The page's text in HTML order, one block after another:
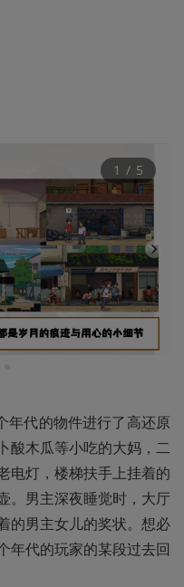
1 / 5
酸木瓜等小吃的大妈，二
电灯，楼梯扶手上挂着的
。男主深夜睡觉时，大厅
的男主女儿的奖状。想必
年代的玩家的某段过去回